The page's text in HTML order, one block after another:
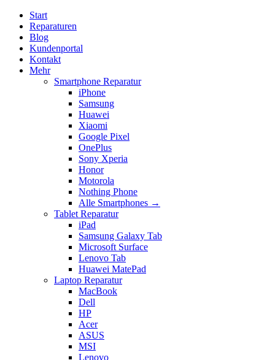
Start
Reparaturen
Blog
Kundenportal
Kontakt
Mehr
Smartphone Reparatur
iPhone
Samsung
Huawei
Xiaomi
Google Pixel
OnePlus
Sony Xperia
Honor
Motorola
Nothing Phone
Alle Smartphones →
Tablet Reparatur
iPad
Samsung Galaxy Tab
Microsoft Surface
Lenovo Tab
Huawei MatePad
Laptop Reparatur
MacBook
Dell
HP
Acer
ASUS
MSI
Lenovo